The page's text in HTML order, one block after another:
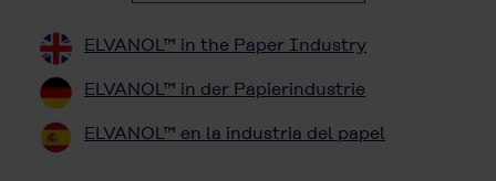
ELVANOL™ in the Paper Industry
ELVANOL™ in der Papierindustrie
ELVANOL™ en la industria del papel